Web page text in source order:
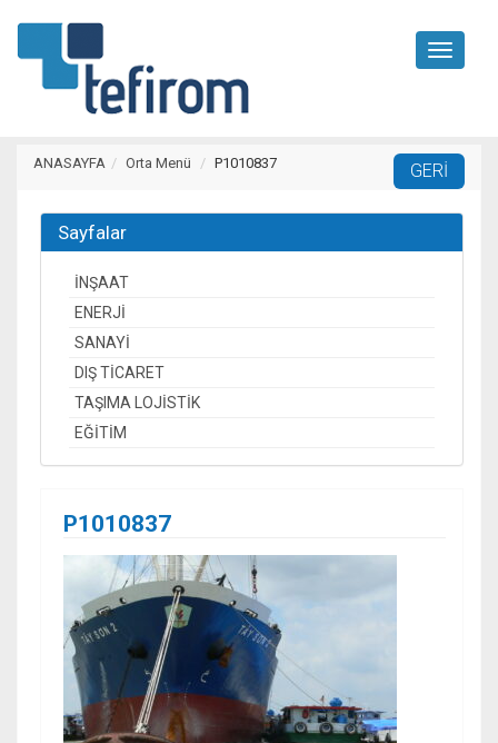
Toggle
ANASAYFA Orta Menü P1010837
Sayfalar
İNŞAAT
ENERJİ
SANAYİ
DIŞ TİCARET
TAŞIMA LOJİSTİK
EĞİTİM
P1010837